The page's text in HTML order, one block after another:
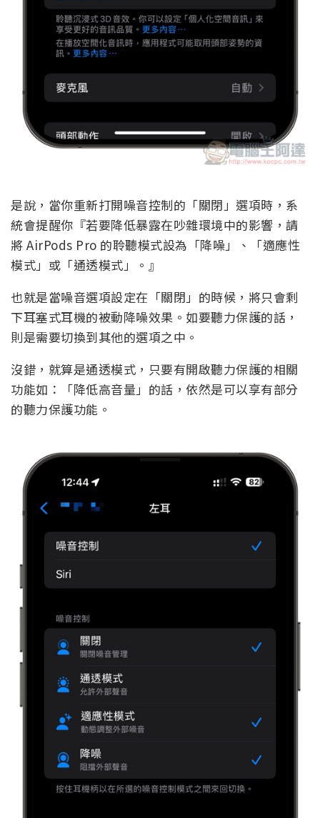
是說，當你重新打開噪音控制的「關閉」選項時，系
統會提醒你『若要降低暴露在吵雜環境中的影響，請
將 AirPods Pro 的聆聽模式設為「降噪」、「適應性
模式」或「通透模式」。』
也就是當噪音選項設定在「關閉」的時候，將只會剩
下耳塞式耳機的被動降噪效果。如要聽力保護的話，
則是需要切換到其他的選項之中。
沒錯，就算是通透模式，只要有開啟聽力保護的相關
功能如：「降低高音量」的話，依然是可以享有部分
的聽力保護功能。